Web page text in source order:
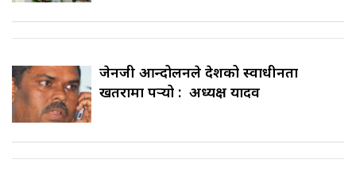
जेनजी आन्दोलनले देशको स्वाधीनता
खतरामा पर्‍यो : अध्यक्ष यादव